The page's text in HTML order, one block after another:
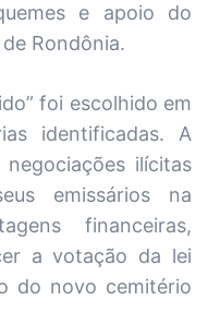
e apoio do
Rondônia.
foi escolhido em
identificadas. A
ilícitas
emissários na
financeiras,
a votação da lei
do novo cemitério